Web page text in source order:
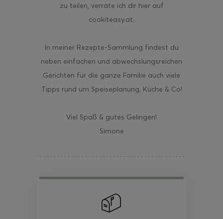
zu teilen, verrate ich dir hier auf
cookiteasy.at.
In meiner Rezepte-Sammlung findest du
neben einfachen und abwechslungsreichen
Gerichten für die ganze Familie auch viele
Tipps rund um Speiseplanung, Küche & Co!
Viel Spaß & gutes Gelingen!
Simone